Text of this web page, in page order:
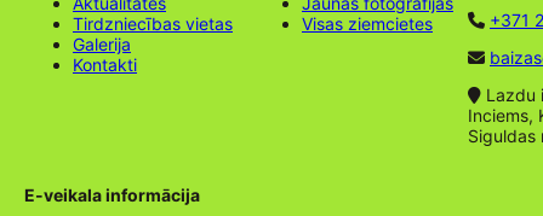
Tirdzniecības vietas
Galerija
Kontakti
Visas ziemcietes
+371
Lazdu
Inciems,
Siguldas
E-veikala informācija